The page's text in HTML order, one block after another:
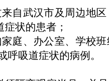
自武汉市及周边地
状的患者；
庭、办公室、学校
呼吸道症状的病例。